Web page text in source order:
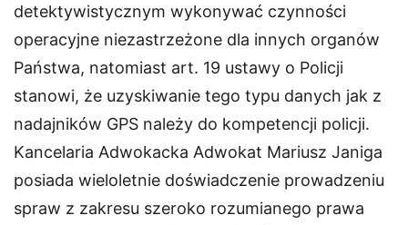
detektywistycznym wykonywać czynności
operacyjne niezastrzeżone dla innych organów
Państwa, natomiast art. 19 ustawy o Policji
stanowi, że uzyskiwanie tego typu danych jak z
nadajników GPS należy do kompetencji policji.
Kancelaria Adwokacka Adwokat Mariusz Janiga
posiada wieloletnie doświadczenie prowadzeniu
spraw z zakresu szeroko rozumianego prawa